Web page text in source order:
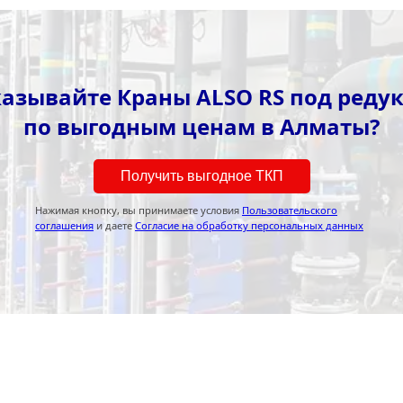
Краны ALSO RS под
по выгодным ценам в Алматы?
Получить выгодное ТКП
Нажимая кнопку, вы принимаете условия Пользовательского
соглашения и даете Согласие на обработку персональных данных